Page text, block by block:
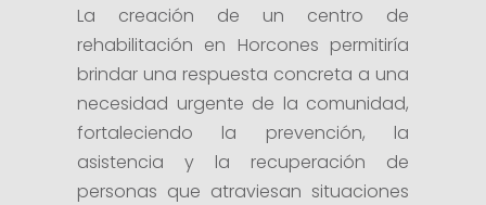
La creación de un centro de
rehabilitación en Horcones permitiría
brindar una respuesta concreta a una
necesidad urgente de la comunidad,
fortaleciendo la prevención, la
asistencia y la recuperación de
personas que atraviesan situaciones